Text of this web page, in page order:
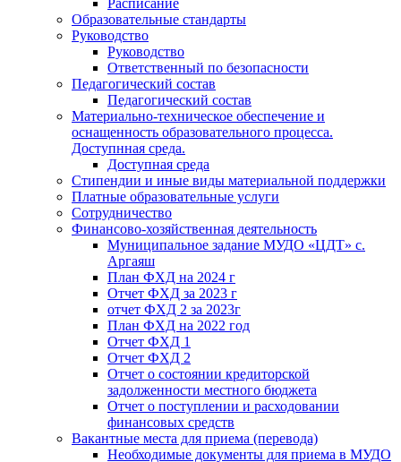
Расписание
Образовательные стандарты
Руководство
Руководство
Ответственный по безопасности
Педагогический состав
Педагогический состав
Материально-техническое обеспечение и
оснащенность образовательного процесса.
Доступнная среда.
Доступная среда
Стипендии и иные виды материальной поддержки
Платные образовательные услуги
Сотрудничество
Финансово-хозяйственная деятельность
Муниципальное задание МУДО «ЦДТ» с.
Аргаяш
План ФХД на 2024 г
Отчет ФХД за 2023 г
отчет ФХД 2 за 2023г
План ФХД на 2022 год
Отчет ФХД 1
Отчет ФХД 2
Отчет о состоянии кредиторской
задолженности местного бюджета
Отчет о поступлении и расходовании
финансовых средств
Вакантные места для приема (перевода)
Необходимые документы для приема в МУДО